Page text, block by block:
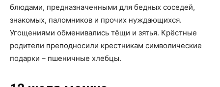
блюдами, предназначенными для бедных соседей,
знакомых, паломников и прочих нуждающихся.
Угощениями обменивались тёщи и зятья. Крёстные
родители преподносили крестникам символические
подарки – пшеничные хлебцы.